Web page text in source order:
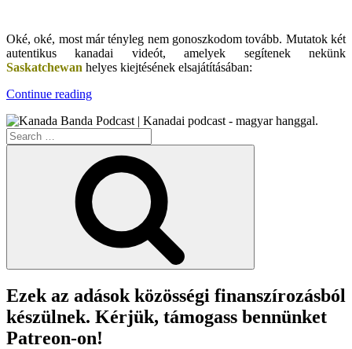
Oké, oké, most már tényleg nem gonoszkodom tovább. Mutatok két
autentikus kanadai videót, amelyek segítenek nekünk
Saskatchewan helyes kiejtésének elsajátításában:
Continue reading“Kanada
–
Search
for:
Ezek az adások közösségi finanszírozásból
készülnek. Kérjük, támogass bennünket
Patreon-on!